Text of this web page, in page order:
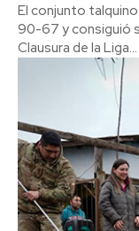
El conjunto
90-67 y consiguió
Clausura de la Liga...